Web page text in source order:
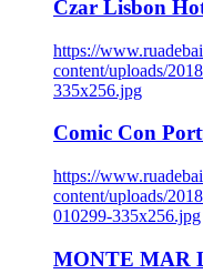
Czar Lisbon
https://
content/uploads/
335x256.jpg
Comic Con
https://
content/uploads/
010299-335x256.jpg
MONTE MAR